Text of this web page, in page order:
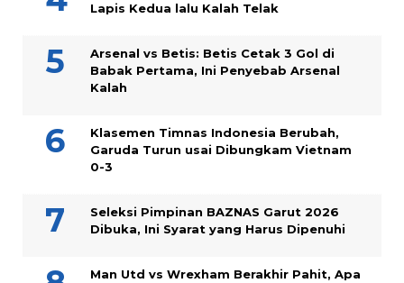
Lapis Kedua lalu Kalah Telak
Arsenal vs Betis: Betis Cetak 3 Gol di
Babak Pertama, Ini Penyebab Arsenal
Kalah
Klasemen Timnas Indonesia Berubah,
Garuda Turun usai Dibungkam Vietnam
0-3
Seleksi Pimpinan BAZNAS Garut 2026
Dibuka, Ini Syarat yang Harus Dipenuhi
Man Utd vs Wrexham Berakhir Pahit, Apa